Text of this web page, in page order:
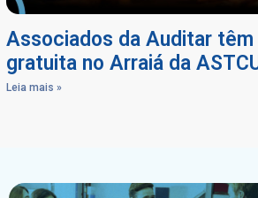
Associados da Auditar
gratuita no Arraiá da
Leia mais »